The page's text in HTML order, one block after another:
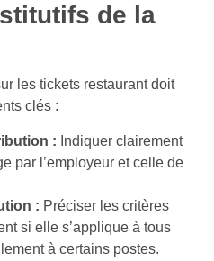
de la
les tickets restaurant doit
clés :
: Indiquer clairement
par l’employeur et celle de
: Préciser les critères
si elle s’applique à tous
à certains postes.